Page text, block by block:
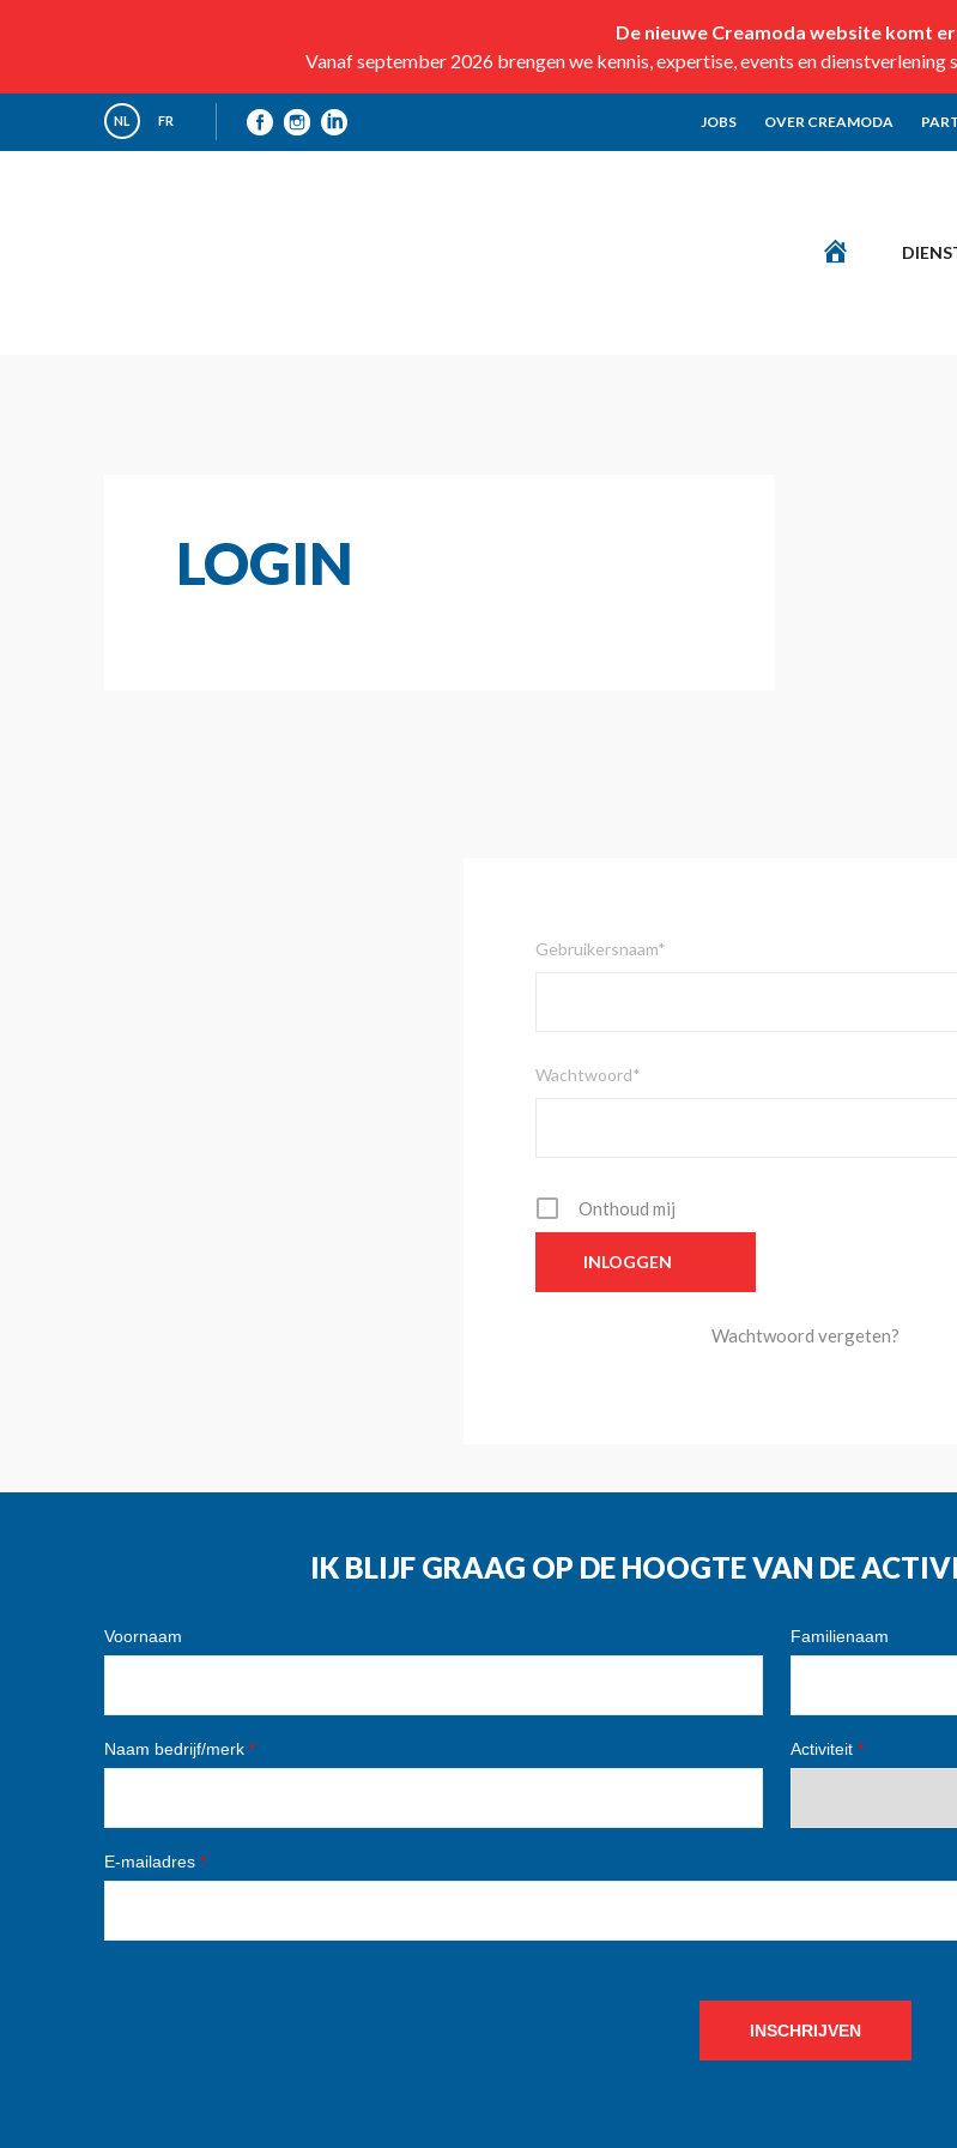
De nieuwe Creamoda website komt
Vanaf september 2026 brengen we kennis, expertise, events en dienstverlening
NL FR JOBS OVER CREAMODA
LOGIN
Gebruikersnaam*
Wachtwoord*
Onthoud mij
Wachtwoord vergeten?
IK BLIJF GRAAG OP DE HOOGTE VAN DE
Voornaam Familienaam
Naam bedrijf/merk * Activiteit*
E-mailadres *
INSCHRIJVEN